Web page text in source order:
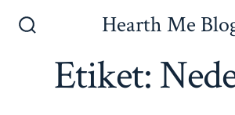
atla
Çubuğunu
Göster/Gizle
Hearth Me
Etiket: